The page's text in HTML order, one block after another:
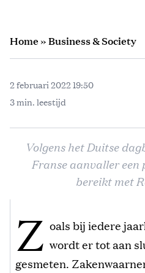
Home»Business & Society
2 februari 2022 19:50
3 min. leestijd
Volgens het Duitse
Franse aanvaller
bereikt met
Z oals bij iedere
wordt er tot aan
gesmeten.